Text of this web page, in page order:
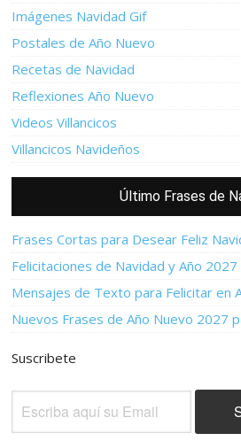
Imágenes Navidad Gif
Postales de Año Nuevo
Recetas de Navidad
Reflexiones Año Nuevo
Videos Villancicos
Villancicos Navideños
Último Frases de
Frases Cortas para Desear Feliz
Felicitaciones de Navidad y Año
Mensajes de Texto para Felicitar en
Nuevos Frases de Año Nuevo 2027
Suscribete